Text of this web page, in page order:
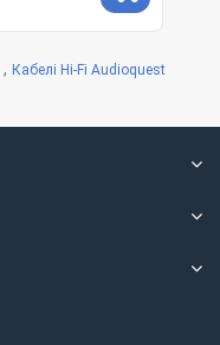
, Кабелі Hi-Fi Audioquest